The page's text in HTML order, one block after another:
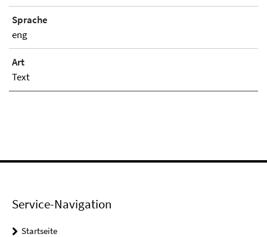
Sprache
eng
Art
Text
Service-Navigation
Startseite